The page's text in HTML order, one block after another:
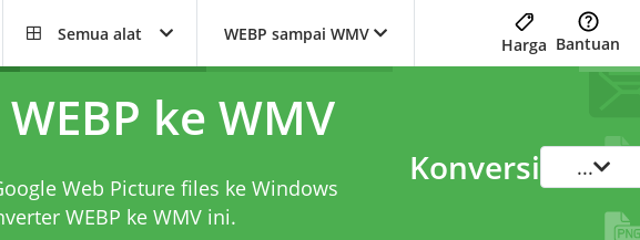
Semua alat WEBP sampai WMV
Harga Bantuan
ke WMV
Web Picture files ke Windows
WEBP ke WMVini.
Konversi ...